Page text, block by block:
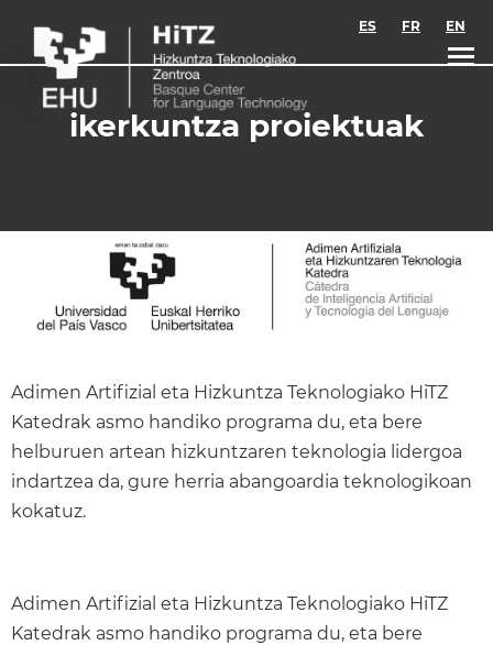
ES FR EN
ikerkuntza proiektuak
Adimen Artifizial eta Hizkuntza Teknologiako HiTZ
Katedrak asmo handiko programa du, eta bere
helburuen artean hizkuntzaren teknologia lidergoa
indartzea da, gure herria abangoardia teknologikoan
kokatuz.
Adimen Artifizial eta Hizkuntza Teknologiako HiTZ
Katedrak asmo handiko programa du, eta bere